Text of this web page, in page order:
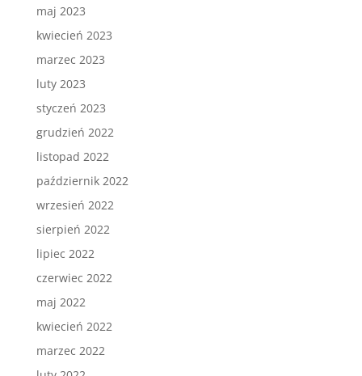
maj 2023
kwiecień 2023
marzec 2023
luty 2023
styczeń 2023
grudzień 2022
listopad 2022
październik 2022
wrzesień 2022
sierpień 2022
lipiec 2022
czerwiec 2022
maj 2022
kwiecień 2022
marzec 2022